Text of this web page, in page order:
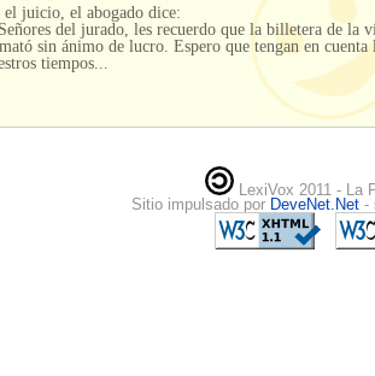
el juicio, el abogado dice:
del jurado, les recuerdo que la billetera de la
sin ánimo de lucro. Espero que tengan en cuenta
tiempos...
LexiVox 2011 - La
Sitio impulsado por DeveNet.Net -